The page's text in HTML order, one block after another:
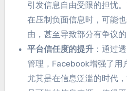
引发信息自由受限的担忧。
在压制负面信息时， 可能
由 ， 甚至导致部分有争议
平台信任度的提升： 通过
管理 ， Facebook增强了用
尤其是在信息泛滥的时代，